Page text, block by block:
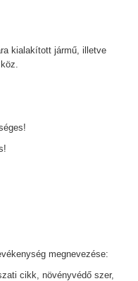
kialakított jármű, illetve
megnevezése:
cikk, növényvédő szer,